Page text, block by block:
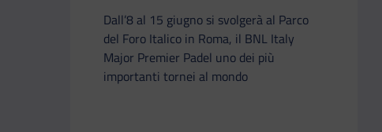
Dall’8 al 15 giugno si svolgerà al Parco
del Foro Italico in Roma, il BNL Italy
Major Premier Padel uno dei più
importanti tornei al mondo